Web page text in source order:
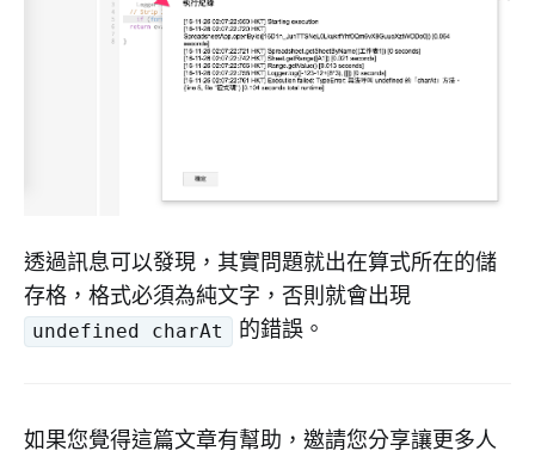
透過訊息可以發現，其實問題就出在算式所在的儲
存格，格式必須為純文字，否則就會出現
undefined charAt 的錯誤。
如果您覺得這篇文章有幫助，邀請您分享讓更多人